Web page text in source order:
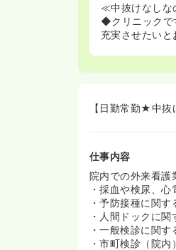
≪中抜けなしな
◆クリニックで
充実させたい
【日勤常勤★中抜
仕事内容
院内での外来看護
・採血や検尿、
・予防接種に関す
・人間ドックに関
・一般検診に関す
・市町検診（院内